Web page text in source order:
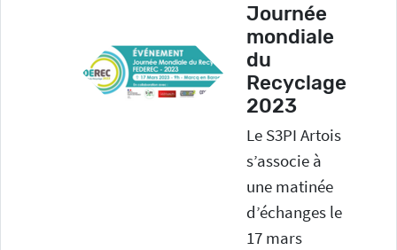
Journée
mondiale
du
Recyclage
2023
Le S3PI Artois
s’associe à
une matinée
d’échanges le
17 mars